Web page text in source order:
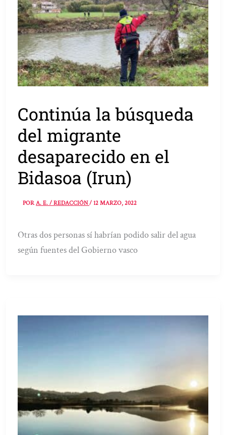
Continúa la búsqueda
del migrante
desaparecido en el
Bidasoa (Irun)
PORA. E. / REDACCIÓN/12 MARZO, 2022
Otras dos personas sí habrían podido salir del agua
según fuentes del Gobierno vasco